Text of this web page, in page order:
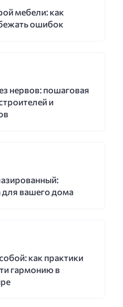
мебели: как
ошибок
нервов: пошаговая
и
для вашего дома
как практики
гармонию в